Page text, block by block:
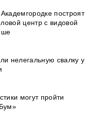
построят
центр с видовой
нелегальную свалку у
могут пройти